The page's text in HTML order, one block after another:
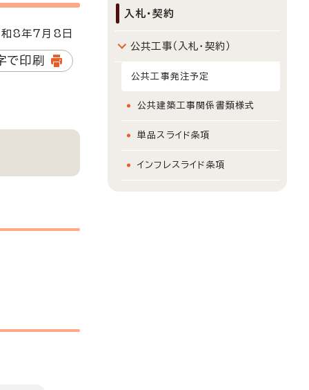
8年7月8日
で印刷
入札・契約
公共工事（入札・契約）
公共工事発注予定
公共建築工事関係書類様式
単品スライド条項
インフレスライド条項